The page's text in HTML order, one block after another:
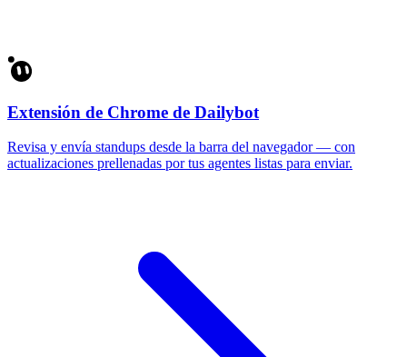
Extensión de Chrome de Dailybot
Revisa y envía standups desde la barra del navegador — con
actualizaciones prellenadas por tus agentes listas para enviar.